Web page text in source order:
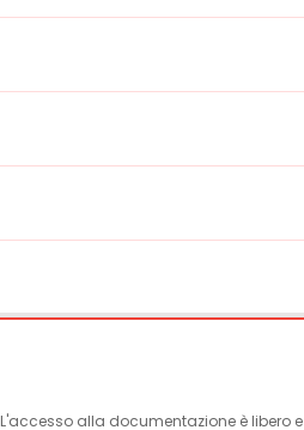
L'accesso alla documentazione è libero e